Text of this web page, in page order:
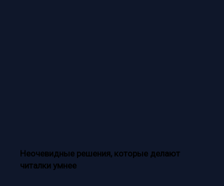
Неочевидные решения, которые делают
читалки умнее